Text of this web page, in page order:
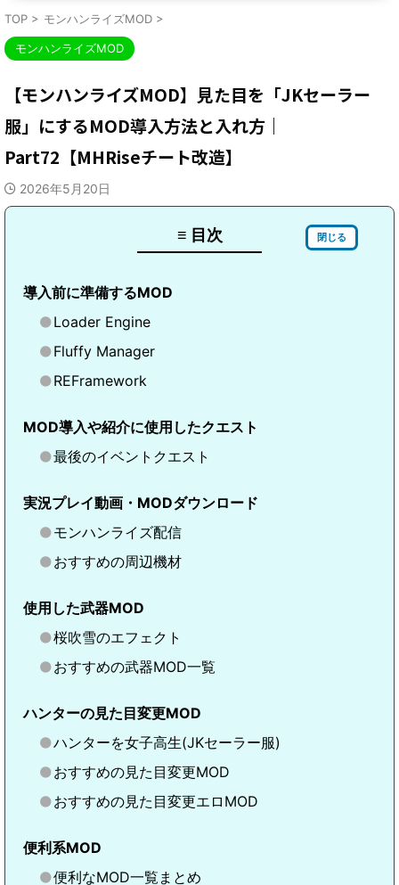
TOP > モンハンライズMOD >
モンハンライズMOD
【モンハンライズMOD】見た目を「JKセーラー
服」にするMOD導入方法と入れ方｜
Part72【MHRiseチート改造】
2026年5月20日
≡ 目次 閉じる
導入前に準備するMOD
Loader Engine
Fluffy Manager
REFramework
MOD導入や紹介に使用したクエスト
最後のイベントクエスト
実況プレイ動画・MODダウンロード
モンハンライズ配信
おすすめの周辺機材
使用した武器MOD
桜吹雪のエフェクト
おすすめの武器MOD一覧
ハンターの見た目変更MOD
ハンターを女子高生(JKセーラー服)
おすすめの見た目変更MOD
おすすめの見た目変更エロMOD
便利系MOD
便利なMOD一覧まとめ